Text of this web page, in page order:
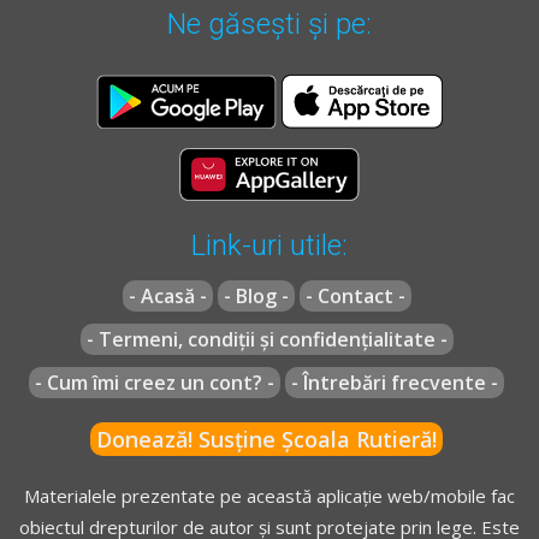
Conducerea agresivă - Lecție Audio-Video -->
- Obligații, interdicții și conducerea agresivă
tractor agricol sau forestier ori tramvai a uneia sau mai
multor contravenții atrage, pe lângă sancțiunea amenzii,
și aplicarea unui număr de puncte de penalizare, după
cum urmează:
2 puncte de penalizare pentru săvârșirea următoarelor
nerespectarea obligației de a purta, în timpul
căștile de protecție omologate, după caz;
Pentru varianteleBșiC
OUG* - Articolul 54^1
Ne găsești și pe:
Link-uri utile:
- Acasă - - Blog -
- Contact -
- Termeni, condiții și confidențialitate -
- Cum îmi creez un cont? -
- Întrebări frecvente -
Donează! Susține Școala Rutieră!
Materialele prezentate pe această aplicație web/mobile fac
obiectul drepturilor de autor și sunt protejate prin lege. Este